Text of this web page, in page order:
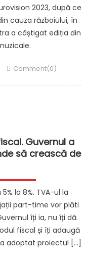
2023, după ce
cauza războiului, în
a câștigat ediția din
Comment(0)
Guvernul a
să crească de
la 8%. TVA-ul la
part-time vor plăti
îți ia, nu îți dă.
fiscal și îți adaugă
adoptat proiectul […]